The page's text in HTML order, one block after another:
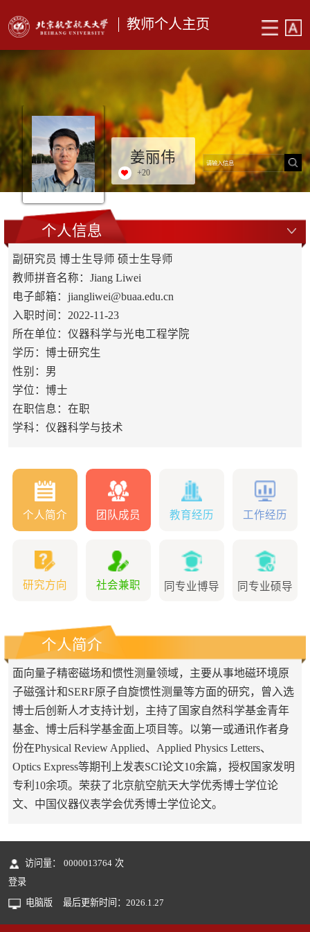
教师个人主页
姜丽伟
+20
个人信息
副研究员 博士生导师 硕士生导师
教师拼音名称：Jiang Liwei
电子邮箱： jiangliwei@buaa.edu.cn
入职时间：2022-11-23
所在单位：仪器科学与光电工程学院
学历：博士研究生
性别：男
学位：博士
在职信息：在职
学科：仪器科学与技术
个人简介 团队成员 教育经历 工作经历
研究方向 社会兼职 同专业博导 同专业硕导
个人简介
面向量子精密磁场和惯性测量领域，主要从事地磁环境原
子磁强计和SERF原子自旋惯性测量等方面的研究，曾入选
博士后创新人才支持计划，主持了国家自然科学基金青年
基金、博士后科学基金面上项目等。以第一或通讯作者身
份在Physical Review Applied、Applied Physics Letters、
Optics Express等期刊上发表SCI论文10余篇，授权国家发明
专利10余项。荣获了北京航空航天大学优秀博士学位论
文、中国仪器仪表学会优秀博士学位论文。
访问量： 0000013764 次
登录
电脑版
最后更新时间： 2026.1.27